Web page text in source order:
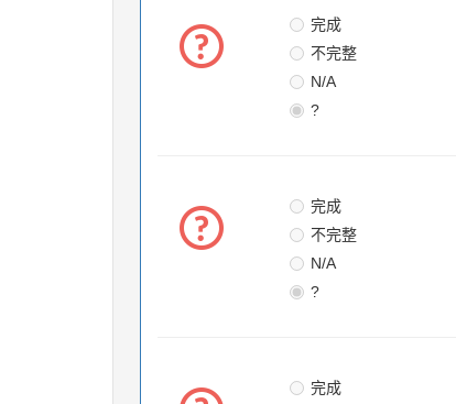
完成
不完整
N/A
?
完成
不完整
N/A
?
完成